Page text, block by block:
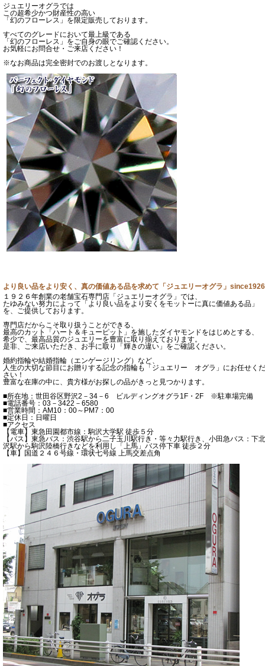
ジュエリーオグラでは
この超希少かつ財産性の高い
「幻のフローレス」を限定販売しております。
すべてのグレードにおいて最上級である
「幻のフローレス」をご自身の眼でご確認ください。
お気軽にお問合せ・ご来店ください！
※なお商品は完全密封でのお渡しとなります。
より良い品をより安く、真の価値ある品を求めて「ジュエリーオグラ」since1926
１９２６年創業の老舗宝石専門店「ジュエリーオグラ」では、
たゆみない努力によって「より良い品をより安くをモットーに真に価値ある品」
を、ご提供しております。
専門店だからこそ取り扱うことができる、
最高のカット「ハート＆キューピット」を施したダイヤモンドをはじめとする、
希少で、最高品質のジュエリーを豊富に取り揃えております。
是非、ご来店いただき、お手に取り「輝きの違い」をご確認ください。
婚約指輪や結婚指輪（エンゲージリング）など、
人生の大切な節目にお贈りする記念の指輪も「ジュエリー オグラ」にお任せくだ
さい！
豊富な在庫の中に、貴方様がお探しの品がきっと見つかります。
■所在地：世田谷区野沢2－34－6 ビルディングオグラ1F・2F ※駐車場完備
■電話番号：03－3422－6580
■営業時間：AM10：00～PM7：00
■定休日：日曜日
■アクセス
【電車】東急田園都市線：駒沢大学駅 徒歩５分
【バス】東急バス：渋谷駅から二子玉川駅行き・等々力駅行き、小田急バス：下北
沢駅から駒沢陸橋行きなどを利用し「上馬」バス停下車 徒歩２分
【車】国道２４６号線・環状七号線 上馬交差点角